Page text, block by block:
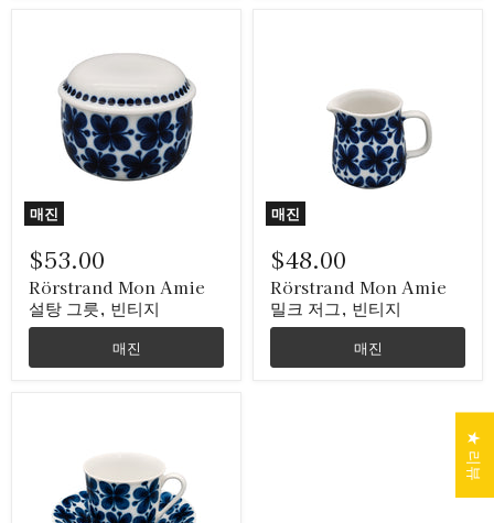
매진
$53.00
Rörstrand Mon Amie
설탕 그릇, 빈티지
매진
매진
$48.00
Rörstrand Mon Amie
밀크 저그, 빈티지
매진
★ 리뷰